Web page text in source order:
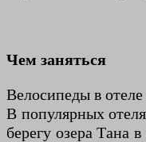
Чем заняться
Велосипеды в
В популярных
берегу озера Тана